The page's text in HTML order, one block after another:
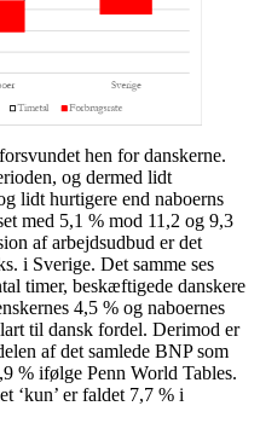
hen for danskerne.
og dermed lidt
lidt hurtigere end naboerns
med 5,1 % mod 11,2 og 9,3
af arbejdsudbud er det
i Sverige. Det samme ses
timer, beskæftigede danskere
4,5 % og naboernes
til dansk fordel. Derimod er
af det samlede BNP som
% ifølge Penn World Tables.
‘kun’ er faldet 7,7 % i